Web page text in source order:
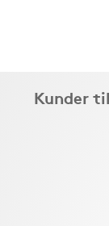
Kunder